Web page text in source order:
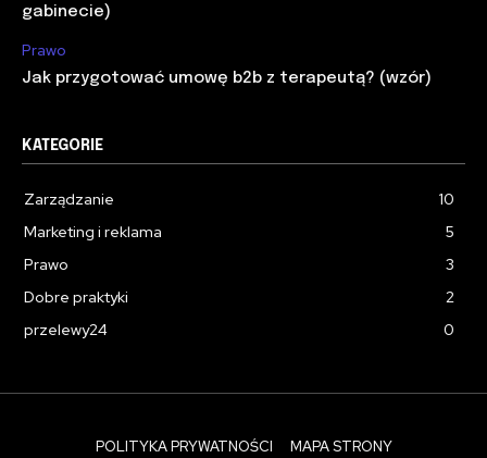
gabinecie)
Prawo
Jak przygotować umowę b2b z terapeutą? (wzór)
KATEGORIE
Zarządzanie
10
Marketing i reklama
5
Prawo
3
Dobre praktyki
2
przelewy24
0
POLITYKA PRYWATNOŚCI MAPA STRONY